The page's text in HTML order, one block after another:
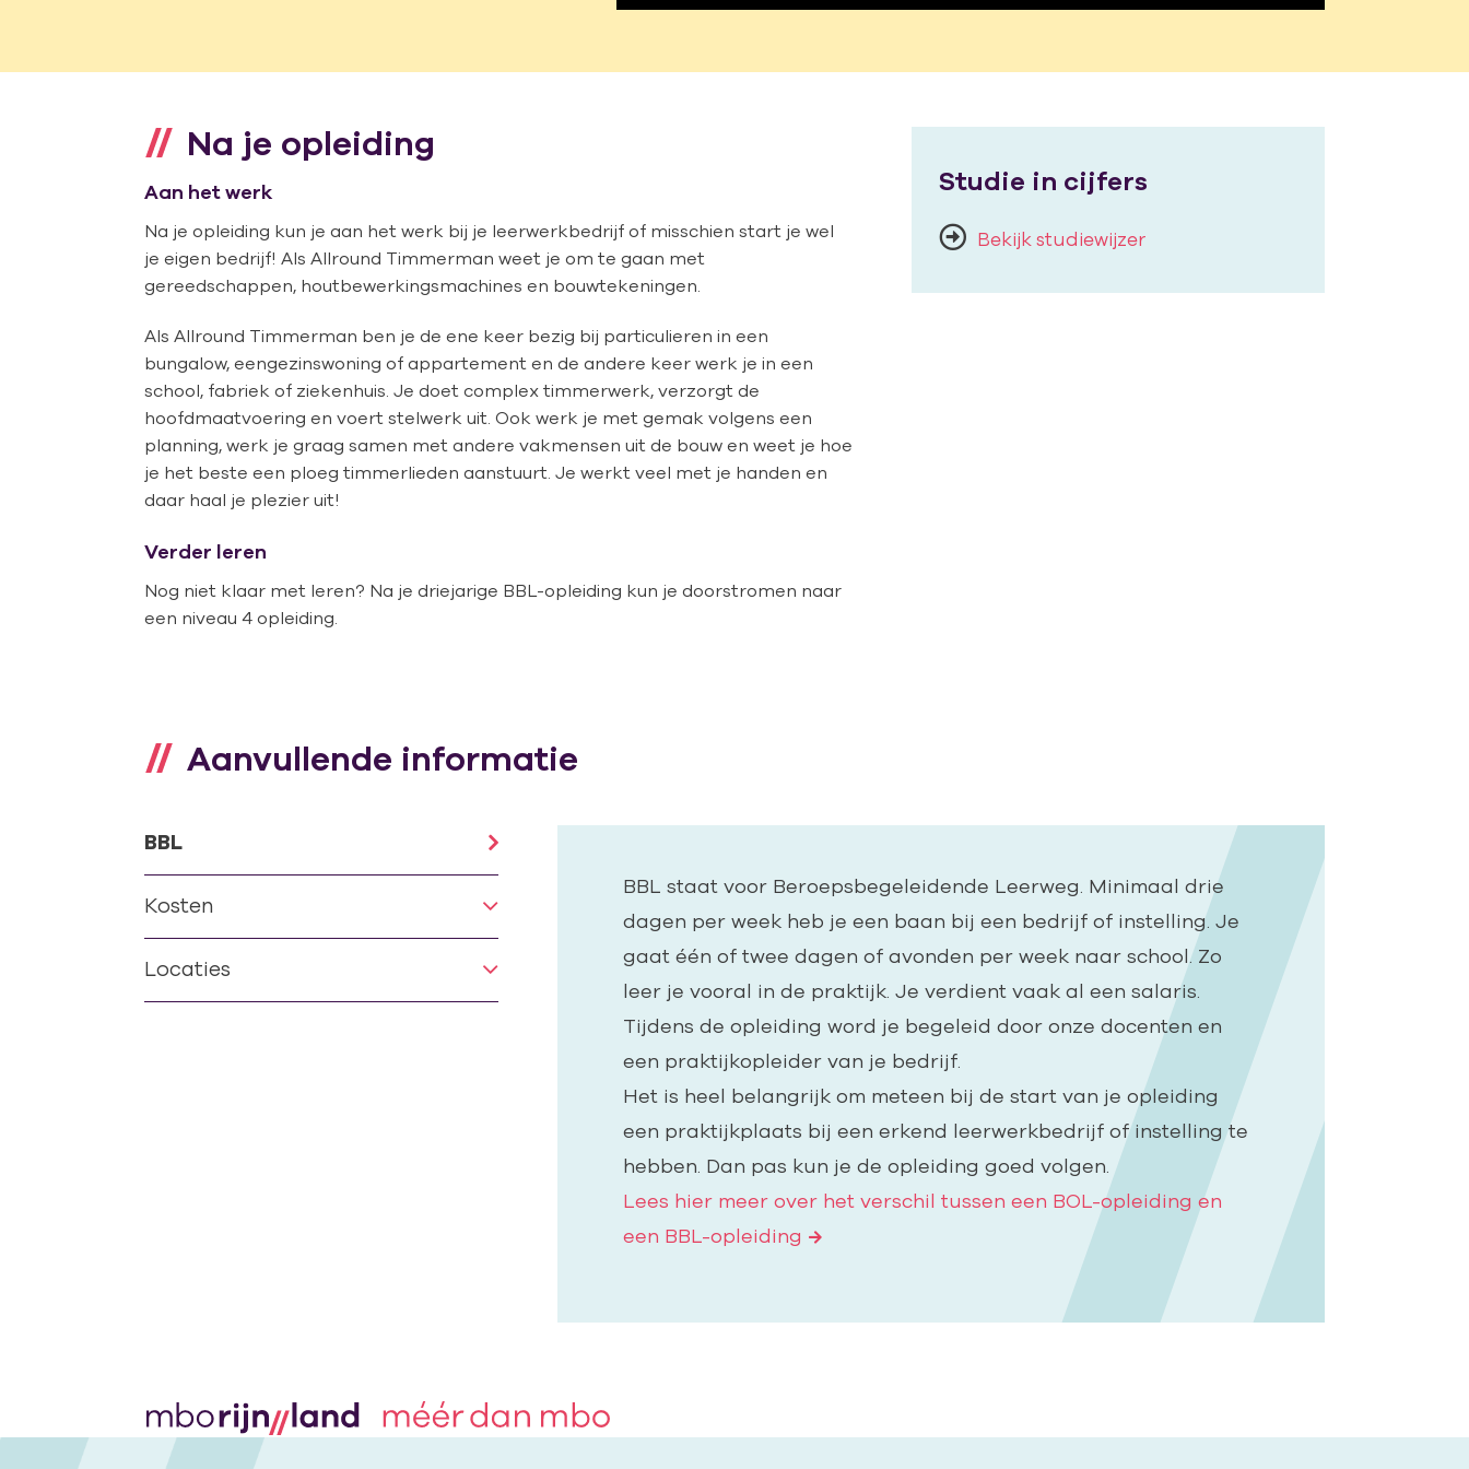
Na je opleiding
Aan het werk
Na je opleiding kun je aan het werk bij je leerwerkbedrijf of misschien start je wel
je eigen bedrijf! Als Allround Timmerman weet je om te gaan met
gereedschappen, houtbewerkingsmachines en bouwtekeningen.
Als Allround Timmerman ben je de ene keer bezig bij particulieren in een
bungalow, eengezinswoning of appartement en de andere keer werk je in een
school, fabriek of ziekenhuis. Je doet complex timmerwerk, verzorgt de
hoofdmaatvoering en voert stelwerk uit. Ook werk je met gemak volgens een
planning, werk je graag samen met andere vakmensen uit de bouw en weet je hoe
je het beste een ploeg timmerlieden aanstuurt. Je werkt veel met je handen en
daar haal je plezier uit!
Verder leren
Nog niet klaar met leren? Na je driejarige BBL-opleiding kun je doorstromen naar
een niveau 4 opleiding.
Studie in cijfers
Bekijk studiewijzer
Aanvullende informatie
BBL
Kosten
Locaties
BBL staat voor Beroepsbegeleidende Leerweg. Minimaal drie
dagen per week heb je een baan bij een bedrijf of instelling. Je
gaat één of twee dagen of avonden per week naar school. Zo
leer je vooral in de praktijk. Je verdient vaak al een salaris.
Tijdens de opleiding word je begeleid door onze docenten en
een praktijkopleider van je bedrijf.
Het is heel belangrijk om meteen bij de start van je opleiding
een praktijkplaats bij een erkend leerwerkbedrijf of instelling te
hebben. Dan pas kun je de opleiding goed volgen.
Lees hier meer over het verschil tussen een BOL-opleiding en
een BBL-opleiding